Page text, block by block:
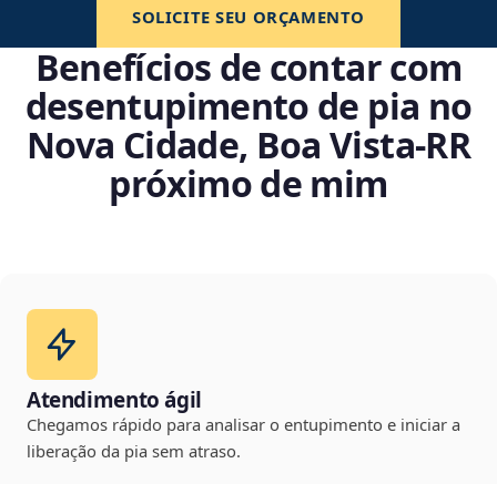
SOLICITE SEU ORÇAMENTO
Benefícios de contar com
desentupimento de pia no
Nova Cidade, Boa Vista‑RR
próximo de mim
Atendimento ágil
Chegamos rápido para analisar o entupimento e iniciar a
liberação da pia sem atraso.